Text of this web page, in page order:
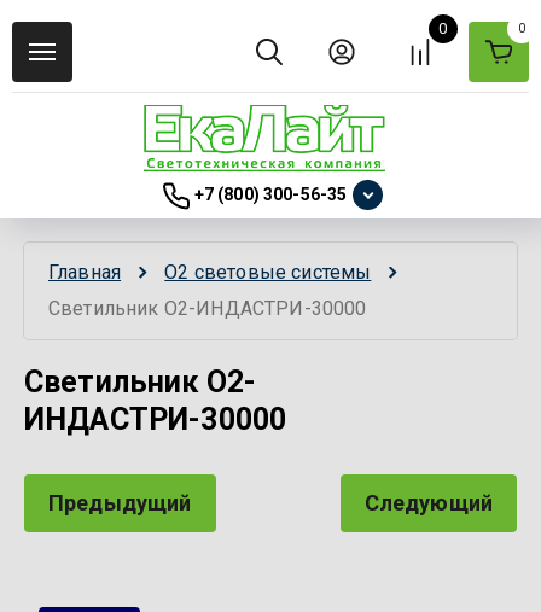
0
0
+7 (800) 300-56-35
Главная
О2 световые системы
Светильник О2-ИНДАСТРИ-30000
Светильник О2-
ИНДАСТРИ-30000
Предыдущий Следующий